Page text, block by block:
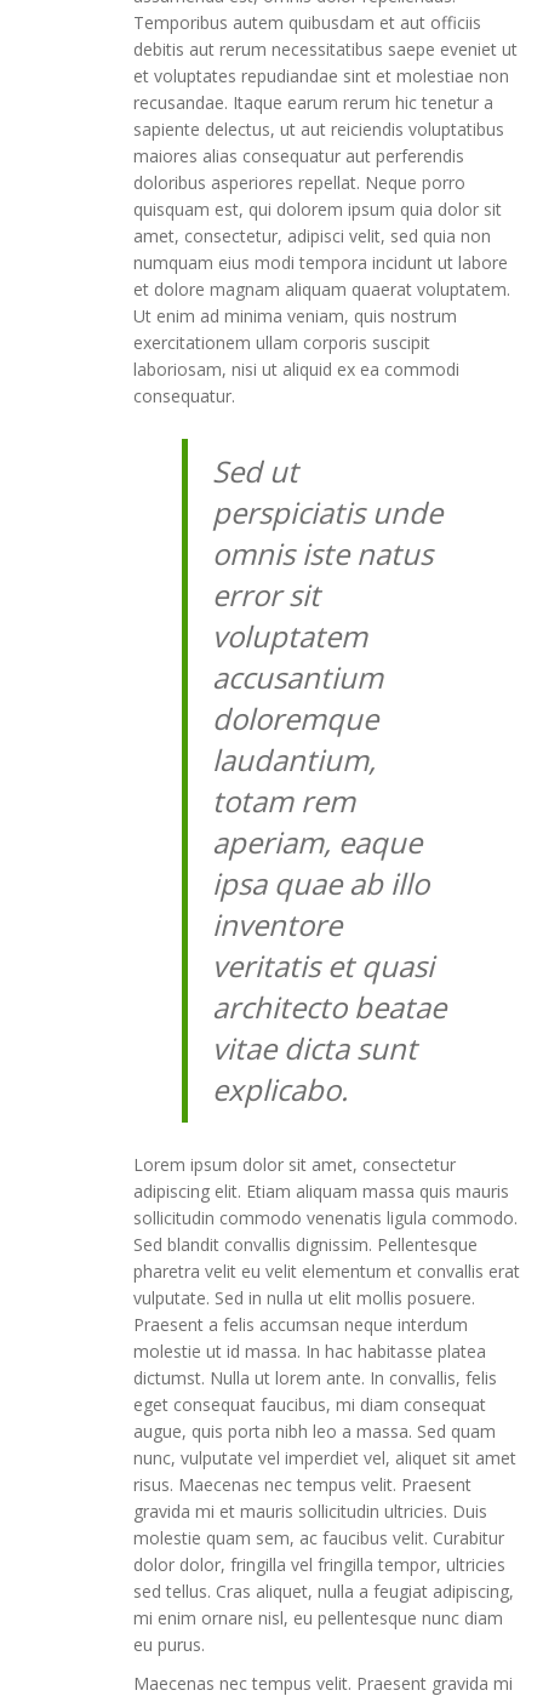
Temporibus autem quibusdam et aut officiis
debitis aut rerum necessitatibus saepe eveniet ut
et voluptates repudiandae sint et molestiae non
recusandae. Itaque earum rerum hic tenetur a
sapiente delectus, ut aut reiciendis voluptatibus
maiores alias consequatur aut perferendis
doloribus asperiores repellat. Neque porro
quisquam est, qui dolorem ipsum quia dolor sit
amet, consectetur, adipisci velit, sed quia non
numquam eius modi tempora incidunt ut labore
et dolore magnam aliquam quaerat voluptatem.
Ut enim ad minima veniam, quis nostrum
exercitationem ullam corporis suscipit
laboriosam, nisi ut aliquid ex ea commodi
consequatur.
Sed ut
perspiciatis unde
omnis iste natus
error sit
voluptatem
accusantium
doloremque
laudantium,
totam rem
aperiam, eaque
ipsa quae ab illo
inventore
veritatis et quasi
architecto beatae
vitae dicta sunt
explicabo.
Lorem ipsum dolor sit amet, consectetur
adipiscing elit. Etiam aliquam massa quis mauris
sollicitudin commodo venenatis ligula commodo.
Sed blandit convallis dignissim. Pellentesque
pharetra velit eu velit elementum et convallis erat
vulputate. Sed in nulla ut elit mollis posuere.
Praesent a felis accumsan neque interdum
molestie ut id massa. In hac habitasse platea
dictumst. Nulla ut lorem ante. In convallis, felis
eget consequat faucibus, mi diam consequat
augue, quis porta nibh leo a massa. Sed quam
nunc, vulputate vel imperdiet vel, aliquet sit amet
risus. Maecenas nec tempus velit. Praesent
gravida mi et mauris sollicitudin ultricies. Duis
molestie quam sem, ac faucibus velit. Curabitur
dolor dolor, fringilla vel fringilla tempor, ultricies
sed tellus. Cras aliquet, nulla a feugiat adipiscing,
mi enim ornare nisl, eu pellentesque nunc diam
eu purus.
Maecenas nec tempus velit. Praesent gravida mi